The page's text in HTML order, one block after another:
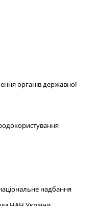
органів державної
надбання